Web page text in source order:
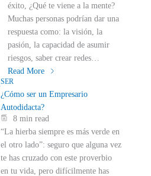
éxito, ¿Qué te viene a la mente?
Muchas personas podrían dar una
respuesta como: la visión, la
pasión, la capacidad de asumir
riesgos, saber crear redes…
Read More
SER
¿Cómo ser un Empresario
Autodidacta?
8 min read
“La hierba siempre es más verde en
el otro lado”: seguro que alguna vez
te has cruzado con este proverbio
en tu vida, pero difícilmente has